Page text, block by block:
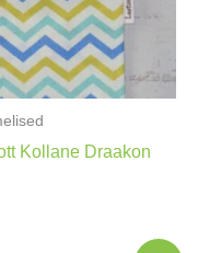
Kollane Draakon